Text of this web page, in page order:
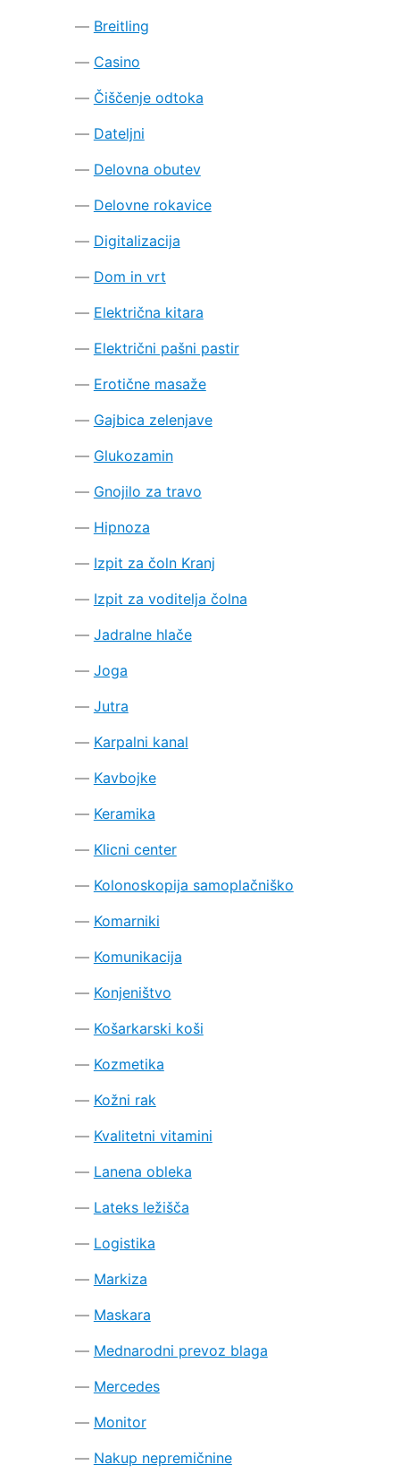
Breitling
Casino
Čiščenje odtoka
Dateljni
Delovna obutev
Delovne rokavice
Digitalizacija
Dom in vrt
Električna kitara
Električni pašni pastir
Erotične masaže
Gajbica zelenjave
Glukozamin
Gnojilo za travo
Hipnoza
Izpit za čoln Kranj
Izpit za voditelja čolna
Jadralne hlače
Joga
Jutra
Karpalni kanal
Kavbojke
Keramika
Klicni center
Kolonoskopija samoplačniško
Komarniki
Komunikacija
Konjeništvo
Košarkarski koši
Kozmetika
Kožni rak
Kvalitetni vitamini
Lanena obleka
Lateks ležišča
Logistika
Markiza
Maskara
Mednarodni prevoz blaga
Mercedes
Monitor
Nakup nepremičnine